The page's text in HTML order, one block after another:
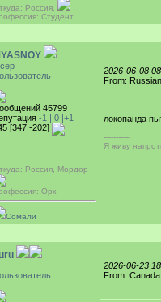
Россия,
Студент
45799
-1 | 0 |+1
[347 -202]
Россия, Мордор
Орк
Сомали
2026-06-08
From:
локопанда
-----------
Я живу
2026-06-23
From: